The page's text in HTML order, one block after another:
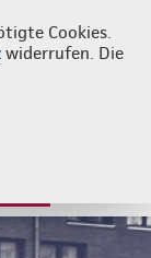
Cookies.
widerrufen. Die